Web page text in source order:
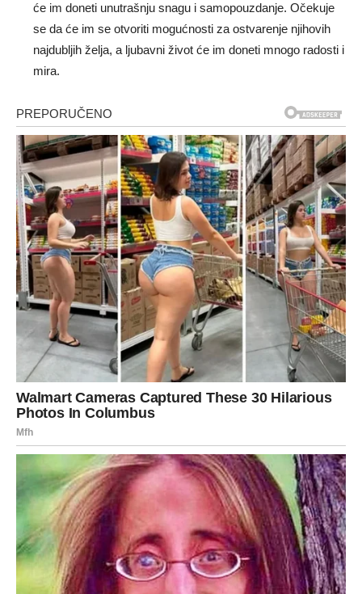
će im doneti unutrašnju snagu i samopouzdanje. Očekuje
se da će im se otvoriti mogućnosti za ostvarenje njihovih
najdubljih želja, a ljubavni život će im doneti mnogo radosti i
mira.